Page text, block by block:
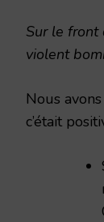
Sur le front
violent
Nous
c’était